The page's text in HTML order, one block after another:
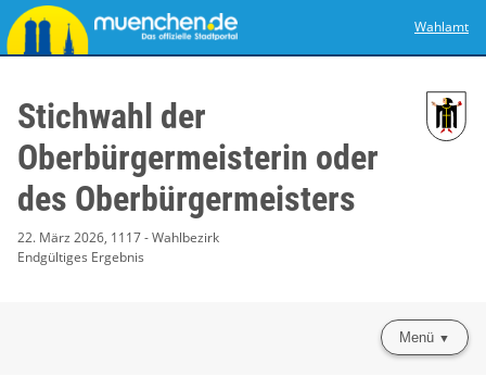
Wahlamt
Stichwahl der
Oberbürgermeisterin oder
des Oberbürgermeisters
22. März 2026, 1117 - Wahlbezirk
Endgültiges Ergebnis
Menü